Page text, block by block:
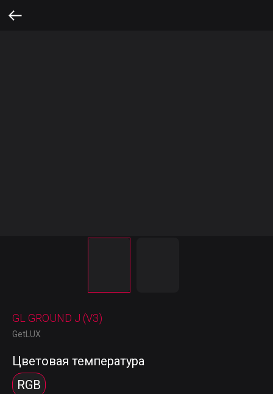
GL GROUND J (V3)
GetLUX
Цветовая температура
RGB